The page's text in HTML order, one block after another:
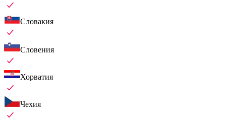
Словакия
Словения
Хорватия
Чехия